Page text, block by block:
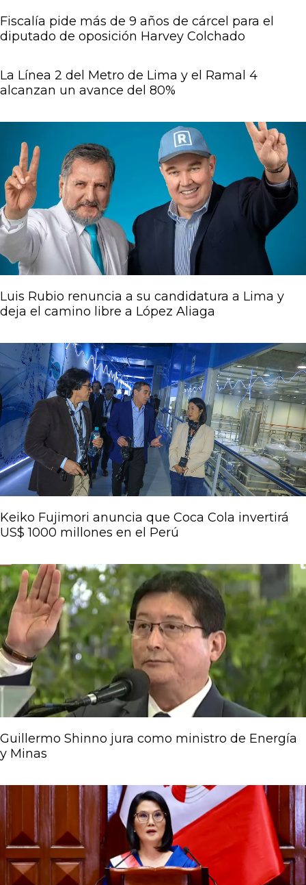
Fiscalía pide más de 9 años de cárcel para el
diputado de oposición Harvey Colchado
La Línea 2 del Metro de Lima y el Ramal 4
alcanzan un avance del 80%
Luis Rubio renuncia a su candidatura a Lima y
deja el camino libre a López Aliaga
Keiko Fujimori anuncia que Coca Cola invertirá
US$ 1000 millones en el Perú
Guillermo Shinno jura como ministro de Energía
y Minas